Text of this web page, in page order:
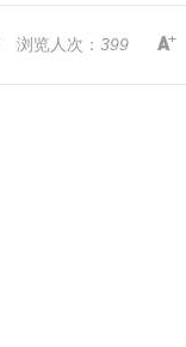
浏览人次： 399